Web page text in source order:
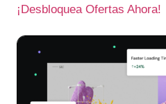
¡Desbloquea Ofertas Ahora!